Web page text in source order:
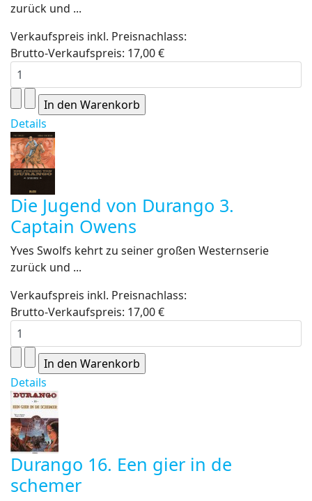
zurück und ...
Verkaufspreis inkl. Preisnachlass:
Brutto-Verkaufspreis: 17,00 €
Details
Die Jugend von Durango 3.
Captain Owens
Yves Swolfs kehrt zu seiner großen Westernserie
zurück und ...
Verkaufspreis inkl. Preisnachlass:
Brutto-Verkaufspreis: 17,00 €
Details
Durango 16. Een gier in de
schemer